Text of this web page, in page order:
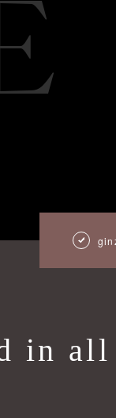
in all